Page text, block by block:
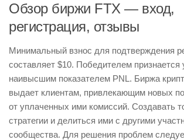
Обзор биржи FTX — вход,
регистрация, отзывы
Минимальный взнос для подтверждения
составляет $10. Победителем признается
наивысшим показателем PNL. Биржа
выдает клиентам, привлекающим новых
от уплаченных ими комиссий. Создавать
стратегии и делиться ими с другими
сообщества. Для решения проблем